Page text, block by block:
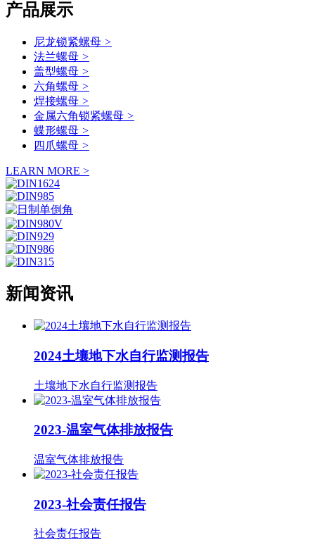
产品展示
尼龙锁紧螺母 >
法兰螺母 >
盖型螺母 >
六角螺母 >
焊接螺母 >
金属六角锁紧螺母 >
蝶形螺母 >
四爪螺母 >
LEARN MORE >
新闻资讯
2024土壤地下水自行监测报告
土壤地下水自行监测报告
2023-温室气体排放报告
温室气体排放报告
2023-社会责任报告
社会责任报告